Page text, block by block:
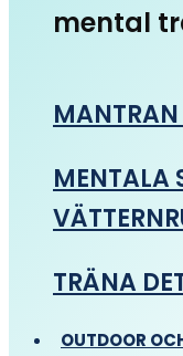
mental
MANTRAN
MENTALA
TRÄNA
OUTDOOR